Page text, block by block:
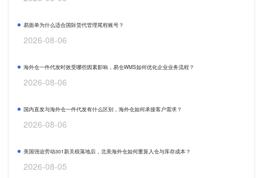
易面单为什么适合国际货代管理尾程账号？
2026-08-06
海外仓一件代发时效受哪些因素影响，易仓WMS如何优化企业业务流程？
2026-08-06
国内直发与海外仓一件代发有什么区别，海外仓如何承接客户需求？
2026-08-06
美国强迫劳动301新关税落地后，北美海外仓如何重算入仓与库存成本？
2026-08-05